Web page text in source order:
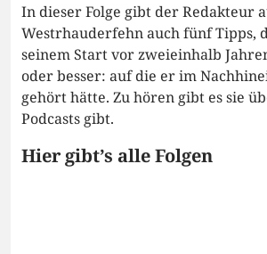
In dieser Folge gibt der Redakteur
Westrhauderfehn auch fünf Tipps,
seinem Start vor zweieinhalb
oder besser: auf die er im
gehört hätte. Zu hören gibt es sie
Podcasts gibt.
Hier gibt’s alle Folgen